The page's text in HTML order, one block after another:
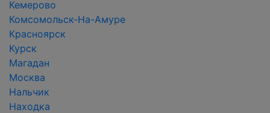
Кемерово
Комсомольск-На-Амуре
Красноярск
Курск
Магадан
Москва
Нальчик
Находка